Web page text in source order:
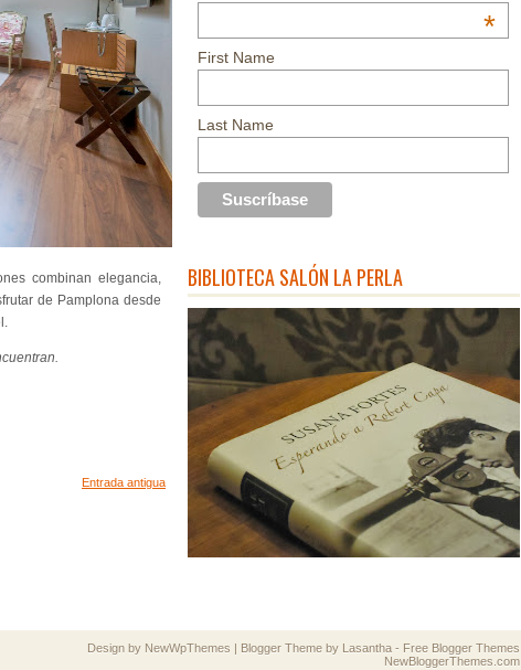
combinan elegancia,
de Pamplona desde
Entrada antigua
*
First Name
Last Name
BIBLIOTECA SALÓN LA PERLA
Design by NewWpThemes | Blogger Theme by Lasantha - Free Blogger Themes
NewBloggerThemes.com